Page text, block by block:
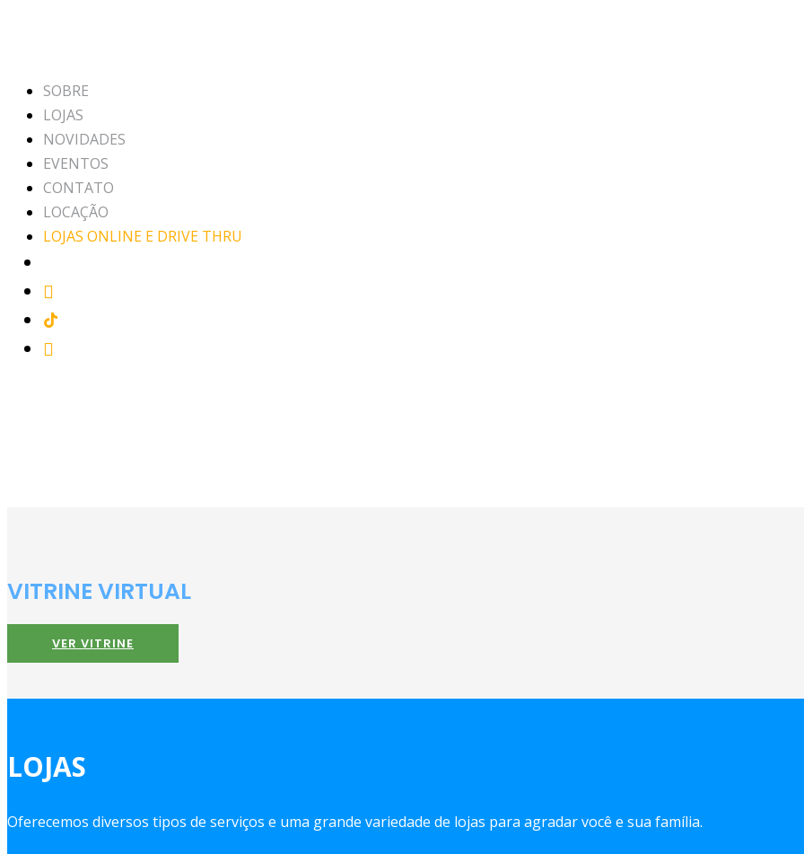
SOBRE
LOJAS
NOVIDADES
EVENTOS
CONTATO
LOCAÇÃO
LOJAS ONLINE E DRIVE THRU
VITRINE VIRTUAL
VER VITRINE
LOJAS
Oferecemos diversos tipos de serviços e uma grande variedade de lojas para agradar você e sua família.